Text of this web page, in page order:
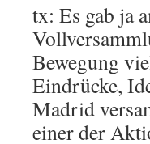
tx: Es gab ja
Bewegung
Eindrücke,
Madrid
einer der